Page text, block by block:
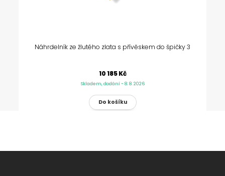
Náhrdelník ze žlutého zlata s přívěskem do špičky 3
10 185 Kč
Skladem, dodání - 8. 8. 2026